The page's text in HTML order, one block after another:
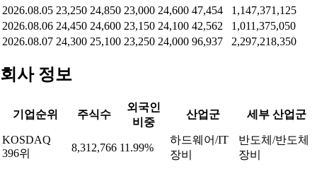
2026.08.05 23,250 24,850 23,000 24,600 47,454
1,147,371,125
2026.08.06 24,450 24,600 23,150 24,100 42,562
1,011,375,050
2026.08.07 24,300 25,100 23,250 24,000 96,937 2,297,218,350
회사 정보
기업순위 주식수
외국인
비중
산업군 세부 산업군
KOSDAQ
396위
8,312,766 11.99%
하드웨어/IT
장비
반도체/반도체
장비